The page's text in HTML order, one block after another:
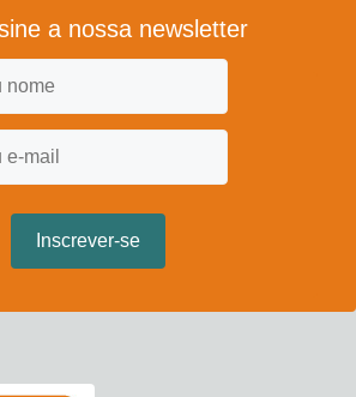
a nossa newsletter